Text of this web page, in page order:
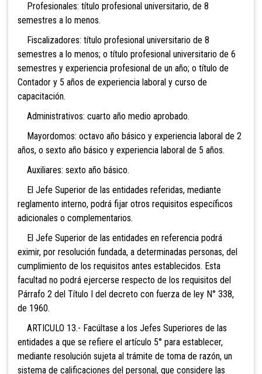
Profesionales: título profesional universitario, de 8
semestres a lo menos.
Fiscalizadores: título profesional universitario de 8
semestres a lo menos; o título profesional universitario de 6
semestres y experiencia profesional de un año; o título de
Contador y 5 años de experiencia laboral y curso de
capacitación.
Administrativos: cuarto año medio aprobado.
Mayordomos: octavo año básico y experiencia laboral de 2
años, o sexto año básico y experiencia laboral de 5 años.
Auxiliares: sexto año básico.
El Jefe Superior de las entidades referidas, mediante
reglamento interno, podrá fijar otros requisitos específicos
adicionales o complementarios.
El Jefe Superior de las entidades en referencia podrá
eximir, por resolución fundada, a determinadas personas, del
cumplimiento de los requisitos antes establecidos. Esta
facultad no podrá ejercerse respecto de los requisitos del
Párrafo 2 del Título I del decreto con fuerza de ley N° 338,
de 1960.
ARTICULO 13.- Facúltase a los Jefes Superiores de las
entidades a que se refiere el artículo 5° para establecer,
mediante resolución sujeta al trámite de toma de razón, un
sistema de calificaciones del personal, que considere las